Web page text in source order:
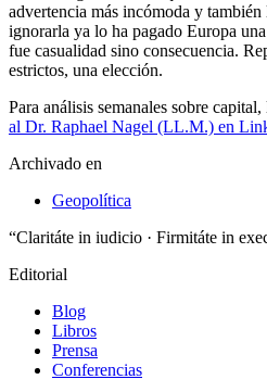
Para análisis semanales sobre
al Dr. Raphael Nagel (LL.M.) en
Archivado en
Geopolítica
“Claritáte in iudicio · Firmitáte in
Editorial
Blog
Libros
Prensa
Conferencias